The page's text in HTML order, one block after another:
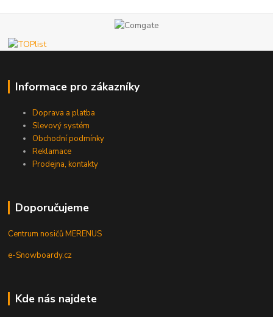
Informace pro zákazníky
Doprava a platba
Slevový systém
Obchodní podmínky
Reklamace
Prodejna, kontakty
Doporučujeme
Centrum nosičů MERENUS
e-Snowboardy.cz
Kde nás najdete